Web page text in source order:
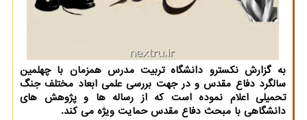
به گزارش نكسترو دانشگاه تربیت مدرس همزمان با چهلمین
سالگرد دفاع مقدس و در جهت بررسی علمی ابعاد مختلف جنگ
تحمیلی اعلام نموده است كه از رساله ها و پژوهش های
دانشگاهی با مبحث دفاع مقدس حمایت ویژه می كند.